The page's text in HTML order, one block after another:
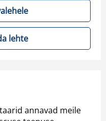
lehte
annavad meile